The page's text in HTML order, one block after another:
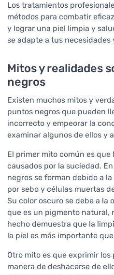
Los tratamientos
métodos para combatir
y lograr una piel limpia y
se adapte a tus necesidades
Mitos y realidades
negros
Existen muchos mitos y
puntos negros que pueden
incorrecto y empeorar la
examinar algunos de ellos y
El primer mito común es que
causados por la suciedad.
negros se forman debido a
por sebo y células muertas
Su color oscuro se debe a la
que es un pigmento natural,
hecho demuestra que la
la piel es más importante
Otro mito es que exprimir
manera de deshacerse de